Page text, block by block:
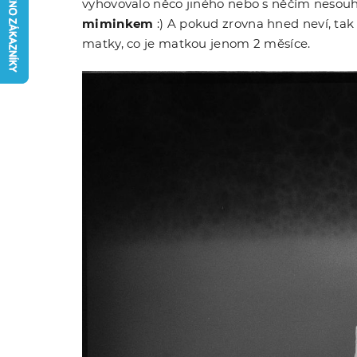
vyhovovalo něco jiného nebo s něčím
miminkem :) A pokud zrovna hned neví,
matky, co je matkou jenom 2 měsíce.